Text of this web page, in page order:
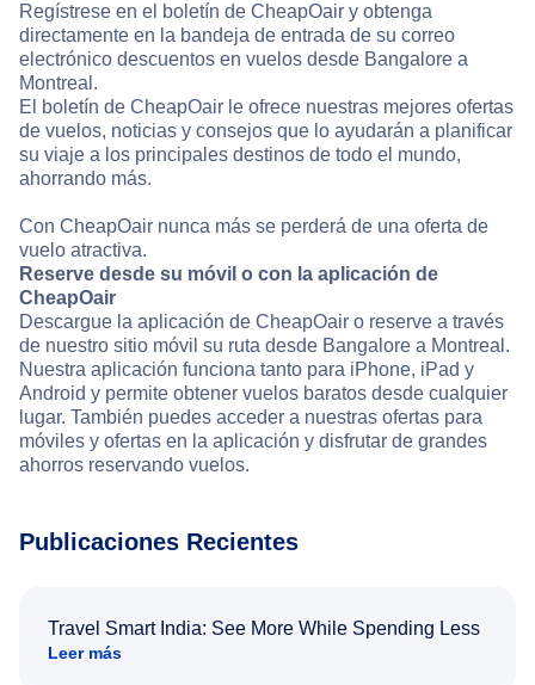
Regístrese en el boletín de CheapOair y obtenga
directamente en la bandeja de entrada de su correo
electrónico descuentos en vuelos desde Bangalore a
Montreal.
El boletín de CheapOair le ofrece nuestras mejores ofertas
de vuelos, noticias y consejos que lo ayudarán a planificar
su viaje a los principales destinos de todo el mundo,
ahorrando más.
Con CheapOair nunca más se perderá de una oferta de
vuelo atractiva.
Reserve desde su móvil o con la aplicación de
CheapOair
Descargue la aplicación de CheapOair o reserve a través
de nuestro sitio móvil su ruta desde Bangalore a Montreal.
Nuestra aplicación funciona tanto para iPhone, iPad y
Android y permite obtener vuelos baratos desde cualquier
lugar. También puedes acceder a nuestras ofertas para
móviles y ofertas en la aplicación y disfrutar de grandes
ahorros reservando vuelos.
Publicaciones Recientes
Travel Smart India: See More While Spending Less
Leer más